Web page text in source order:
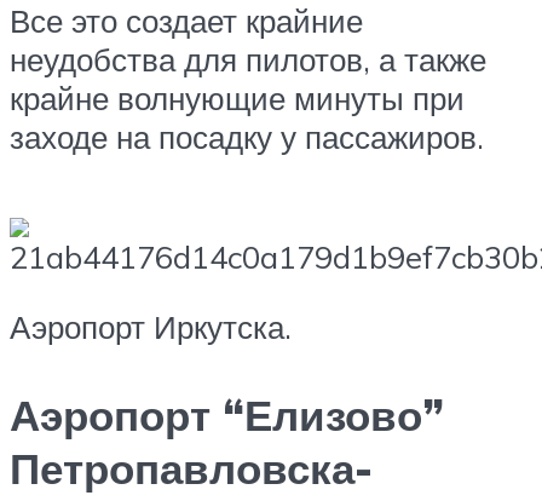
Все это создает крайние
неудобства для пилотов, а также
крайне волнующие минуты при
заходе на посадку у пассажиров.
Аэропорт Иркутска.
Аэропорт “Елизово”
Петропавловска-